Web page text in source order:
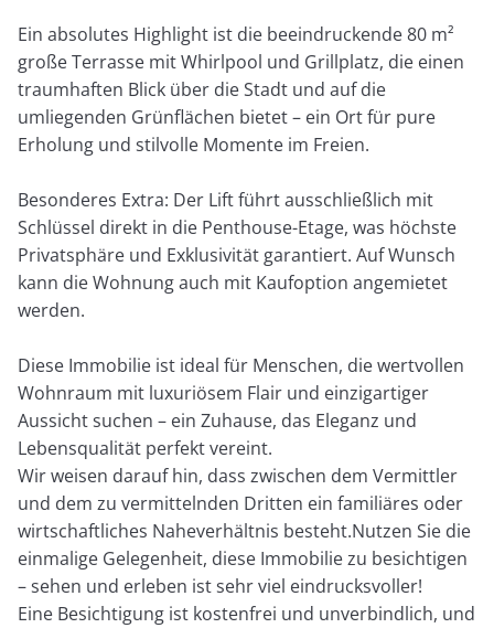
Ein absolutes Highlight ist die beeindruckende 80 m²
große Terrasse mit Whirlpool und Grillplatz, die einen
traumhaften Blick über die Stadt und auf die
umliegenden Grünflächen bietet – ein Ort für pure
Erholung und stilvolle Momente im Freien.
Besonderes Extra: Der Lift führt ausschließlich mit
Schlüssel direkt in die Penthouse-Etage, was höchste
Privatsphäre und Exklusivität garantiert. Auf Wunsch
kann die Wohnung auch mit Kaufoption angemietet
werden.
Diese Immobilie ist ideal für Menschen, die wertvollen
Wohnraum mit luxuriösem Flair und einzigartiger
Aussicht suchen – ein Zuhause, das Eleganz und
Lebensqualität perfekt vereint.
Wir weisen darauf hin, dass zwischen dem Vermittler
und dem zu vermittelnden Dritten ein familiäres oder
wirtschaftliches Naheverhältnis besteht.Nutzen Sie die
einmalige Gelegenheit, diese Immobilie zu besichtigen
– sehen und erleben ist sehr viel eindrucksvoller!
Eine Besichtigung ist kostenfrei und unverbindlich, und